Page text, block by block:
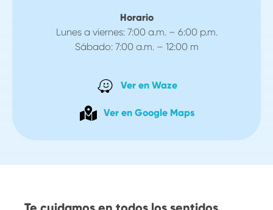
Horario
Lunes a viernes: 7:00 a.m. – 6:00 p.m.
Sábado: 7:00 a.m. – 12:00 m
Ver en Waze
Ver en Google Maps